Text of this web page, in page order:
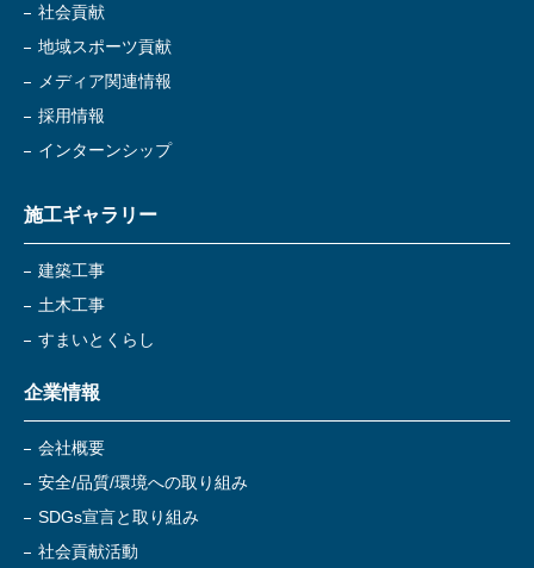
社会貢献
地域スポーツ貢献
メディア関連情報
採用情報
インターンシップ
施工ギャラリー
建築工事
土木工事
すまいとくらし
企業情報
会社概要
安全/品質/環境への取り組み
SDGs宣言と取り組み
社会貢献活動